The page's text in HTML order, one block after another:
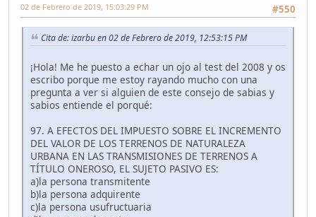
#550
02 de Febrero de 2019, 15:03:29 PM
Cita de: izarbu en 02 de Febrero de 2019, 12:53:15 PM
¡Hola! Me he puesto a echar un ojo al test del 2008 y os
escribo porque me estoy rayando mucho con una
pregunta a ver si alguien de este consejo de sabias y
sabios entiende el porqué:
97. A EFECTOS DEL IMPUESTO SOBRE EL INCREMENTO
DEL VALOR DE LOS TERRENOS DE NATURALEZA
URBANA EN LAS TRANSMISIONES DE TERRENOS A
TÍTULO ONEROSO, EL SUJETO PASIVO ES:
a)la persona transmitente
b)la persona adquirente
c)la persona usufructuaria